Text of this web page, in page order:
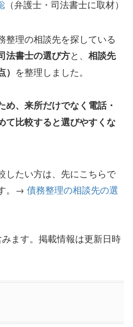
（弁護士・司法書士に取材）
整理の相談先を探している
法書士の選び方と、 相談先
を整理しました。
め、来所だけでなく 電話・
て比較すると選びやすくな
したい方は、先にこちらで
。→ 債務整理の相談先の選
ます。掲載情報は更新日時